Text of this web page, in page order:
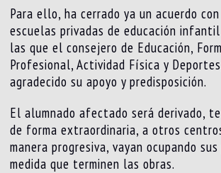
Para ello, ha cerrado ya un acuerdo
escuelas privadas de educación
las que el consejero de Educación,
Profesional, Actividad Física y
agradecido su apoyo y predisposición.
El alumnado afectado será derivado,
de forma extraordinaria, a otros
manera progresiva, vayan ocupando
medida que terminen las obras.